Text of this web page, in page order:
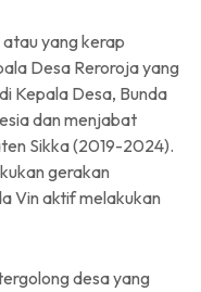
yang kerap
Desa Reroroja yang
Kepala Desa, Bunda
dan menjabat
Sikka (2019-2024).
gerakan
Vin aktif melakukan
desa yang